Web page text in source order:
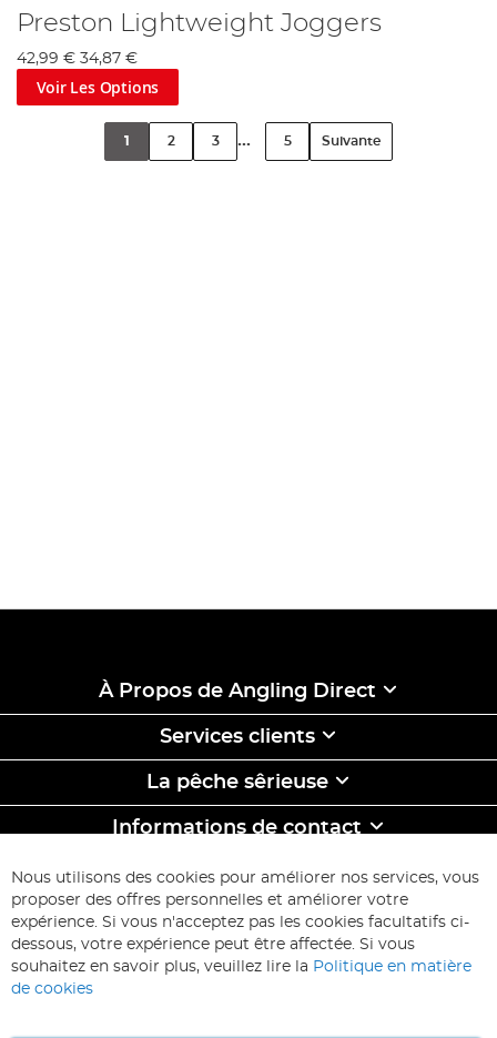
Preston Lightweight Joggers
42,99 € 34,87 €
Voir Les Options
1 2 3 ... 5 Suivante
À Propos de Angling Direct
Services clients
La pêche sêrieuse
Informations de contact
ABONNEZ-VOUS & ECONOMISEZ
Inscription
à
d’information
:
Inscription
Nous utilisons des cookies pour améliorer nos services, vous
proposer des offres personnelles et améliorer votre
expérience. Si vous n'acceptez pas les cookies facultatifs ci-
dessous, votre expérience peut être affectée. Si vous
souhaitez en savoir plus, veuillez lire la Politique en matière
de cookies